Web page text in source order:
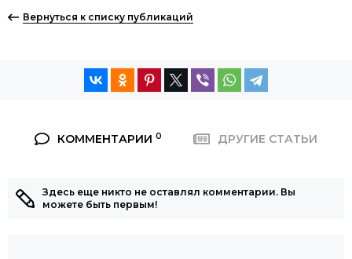
Вернуться к списку публикаций
КОММЕНТАРИИ 0 ДРУГИЕ СТАТЬИ
Здесь еще никто не оставлял комментарии. Вы
можете быть первым!